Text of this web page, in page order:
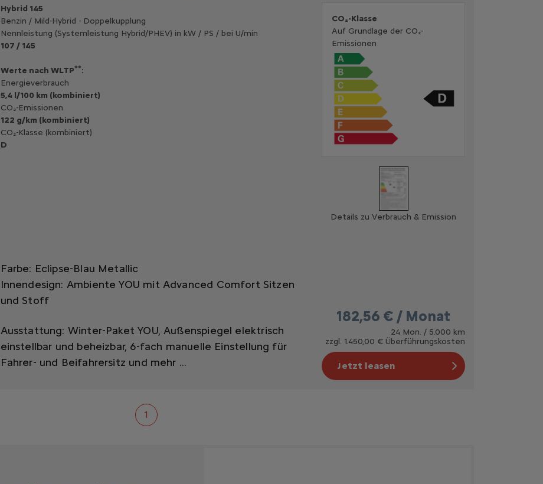
Hybrid 145
Benzin / Mild-Hybrid - Doppelkupplung
Nennleistung (Systemleistung Hybrid/PHEV) in kW / PS / bei U/min
107 / 145
Werte nach WLTP**:
Energieverbrauch
5,4 l/100 km (kombiniert)
CO₂-Emissionen
122 g/km (kombiniert)
CO₂-Klasse (kombiniert)
D
CO₂-Klasse
Auf Grundlage der CO₂-
Emissionen
Details zu Verbrauch & Emission
Farbe: Eclipse-Blau Metallic
Innendesign: Ambiente YOU mit Advanced Comfort Sitzen
und Stoff
Ausstattung: Winter-Paket YOU,Außenspiegel elektrisch
einstellbar und beheizbar, 6-fach manuelle Einstellung für
Fahrer- und Beifahrersitz und mehr ...
182,56 € / Monat
24 Mon. / 5.000 km
zzgl. 1.450,00 € Überführungskosten
Jetzt leasen
1